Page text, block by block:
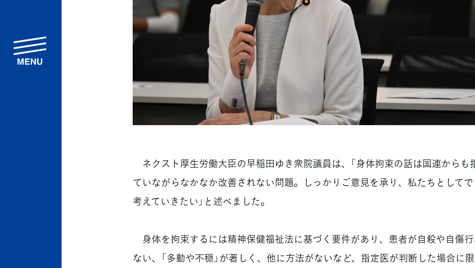
ネクスト厚生労働大臣の早稲田ゆき衆院議員は、「身体拘束の話は国連からも
ていながらなかなか改善されない問題。しっかりご意見を承り、私たちとして
考えていきたい」と述べました。
身体を拘束するには精神保健福祉法に基づく要件があり、患者が自殺や自傷
ない、「多動や不穏」が著しく、他に方法がないなど、指定医が判断した場合に